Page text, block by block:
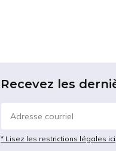
Recevez les
* Lisez les restrictions légales ici